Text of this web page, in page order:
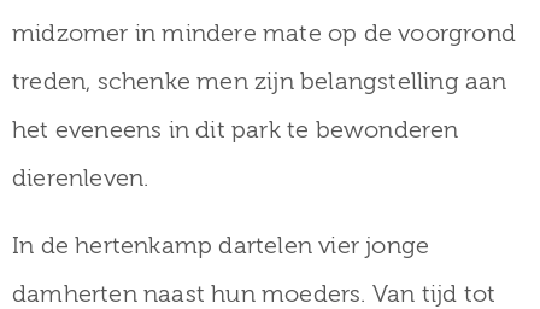
midzomer in mindere mate op de voorgrond
treden, schenke men zijn belangstelling aan
het eveneens in dit park te bewonderen
dierenleven.
In de hertenkamp dartelen vier jonge
damherten naast hun moeders. Van tijd tot